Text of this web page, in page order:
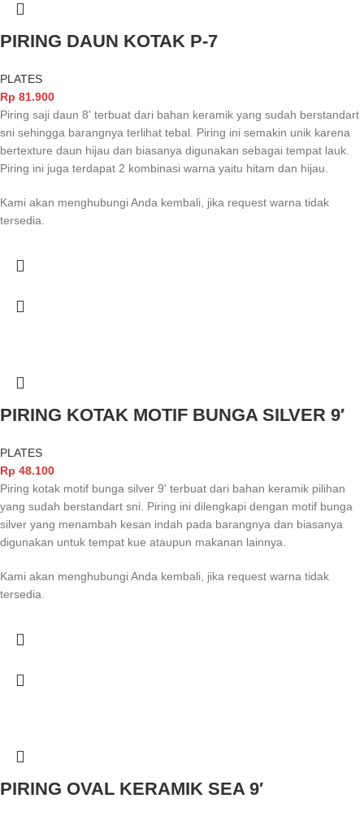
PIRING DAUN KOTAK P-7
PLATES
Rp 81.900
Piring saji daun 8' terbuat dari bahan keramik yang sudah berstandart
sni sehingga barangnya terlihat tebal. Piring ini semakin unik karena
bertexture daun hijau dan biasanya digunakan sebagai tempat lauk.
Piring ini juga terdapat 2 kombinasi warna yaitu hitam dan hijau.
Kami akan menghubungi Anda kembali, jika request warna tidak
tersedia.
PIRING KOTAK MOTIF BUNGA SILVER 9′
PLATES
Rp 48.100
Piring kotak motif bunga silver 9' terbuat dari bahan keramik pilihan
yang sudah berstandart sni. Piring ini dilengkapi dengan motif bunga
silver yang menambah kesan indah pada barangnya dan biasanya
digunakan untuk tempat kue ataupun makanan lainnya.
Kami akan menghubungi Anda kembali, jika request warna tidak
tersedia.
PIRING OVAL KERAMIK SEA 9′